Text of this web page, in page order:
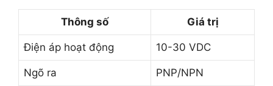
Thông số Giá trị
Điện áp hoạt động 10-30 VDC
Ngõ ra PNP/NPN